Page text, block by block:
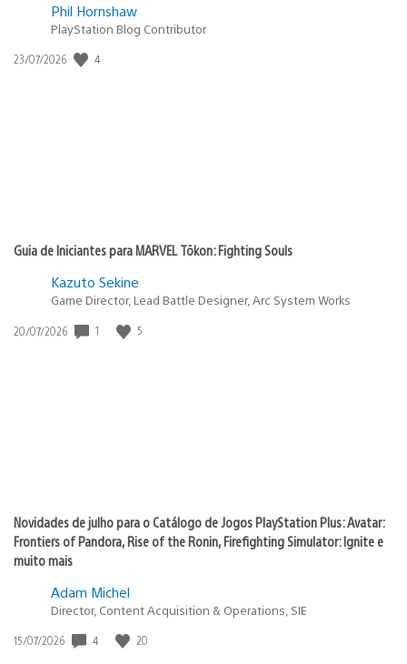
Phil Hornshaw
PlayStation Blog Contributor
Data
23/07/2026 4
Guia de Iniciantes para MARVEL Tōkon: Fighting Souls
Kazuto Sekine
Game Director, Lead Battle Designer, Arc System Works
Data
20/07/2026 1 5
Novidades de julho para o Catálogo de Jogos PlayStation Plus: Avatar:
Frontiers of Pandora, Rise of the Ronin, Firefighting Simulator: Ignite e
muito mais
Adam Michel
Director, Content Acquisition & Operations, SIE
Data
15/07/2026 4 20